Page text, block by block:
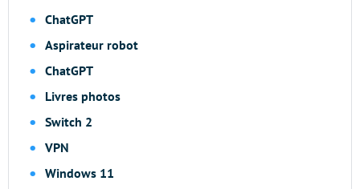
ChatGPT
Aspirateur robot
ChatGPT
Livres photos
Switch 2
VPN
Windows 11